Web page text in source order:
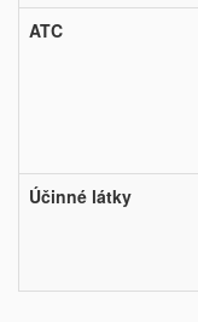
ATC
Účinné látky